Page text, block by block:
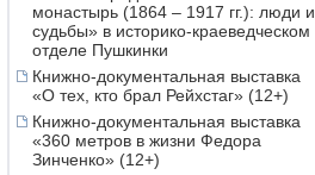
монастырь (1864 – 1917 гг.): люди и
судьбы» в историко-краеведческом
отделе Пушкинки
Книжно-документальная выставка
«О тех, кто брал Рейхстаг» (12+)
Книжно-документальная выставка
«360 метров в жизни Федора
Зинченко» (12+)